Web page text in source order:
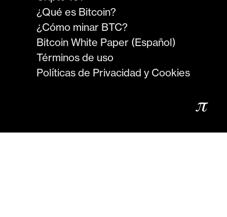
¿Qué es Bitcoin?
¿Cómo minar BTC?
Bitcoin White Paper (Español)
Términos de uso
Políticas de Privacidad y Cookies
𝜋